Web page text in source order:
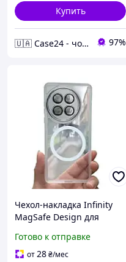
Купить
🇺🇦 Case24 - чохли та аксесуари для смартфонів та планшетів 97%
Чехол-накладка Infinity
MagSafe Design для
5/OnePlus Ace 5 Pro White
Готово к отправке
от28₴/мес